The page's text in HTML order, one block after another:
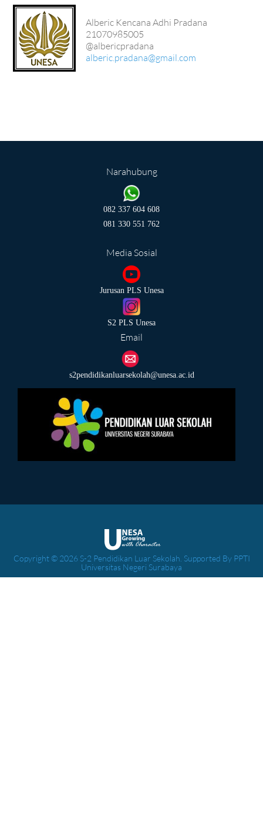
Alberic Kencana Adhi Pradana
21070985005
@albericpradana
alberic.pradana@gmail.com
Narahubung
082 337 604 608
081 330 551 762
Media Sosial
Jurusan PLS Unesa
S2 PLS Unesa
Email
s2pendidikanluarsekolah@unesa.ac.id
Copyright © 2026 S-2 Pendidikan Luar Sekolah. Supported By PPTI
Universitas Negeri Surabaya